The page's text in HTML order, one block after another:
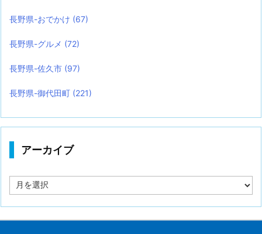
長野県-おでかけ (67)
長野県-グルメ (72)
長野県-佐久市 (97)
長野県-御代田町 (221)
アーカイブ
ー